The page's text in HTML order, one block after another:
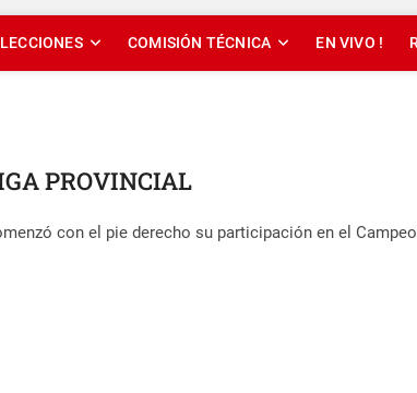
COMISIÓN TÉCNICA EN VIVO !
PROVINCIAL
con el pie derecho su participación en el